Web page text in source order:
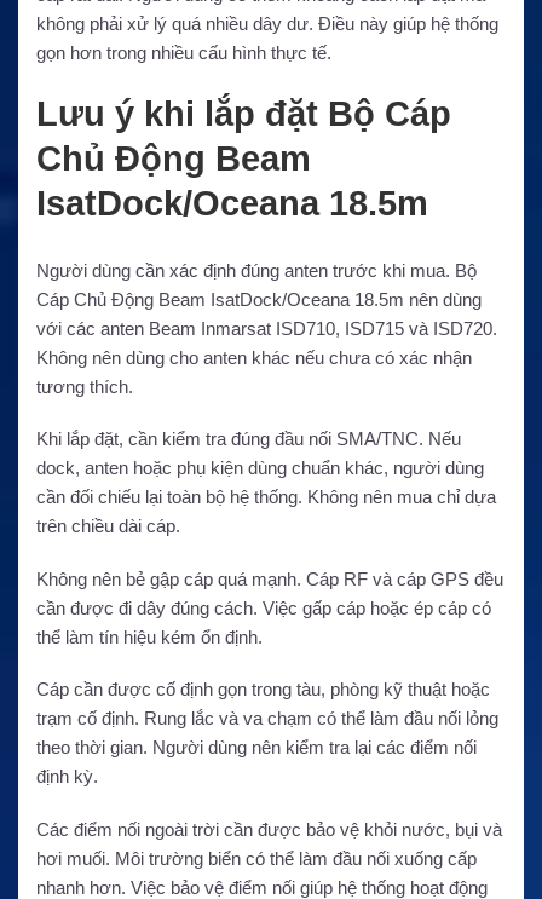
không phải xử lý quá nhiều dây dư. Điều này giúp hệ thống
gọn hơn trong nhiều cấu hình thực tế.
Lưu ý khi lắp đặt Bộ Cáp
Chủ Động Beam
IsatDock/Oceana 18.5m
Người dùng cần xác định đúng anten trước khi mua. Bộ
Cáp Chủ Động Beam IsatDock/Oceana 18.5m nên dùng
với các anten Beam Inmarsat ISD710, ISD715 và ISD720.
Không nên dùng cho anten khác nếu chưa có xác nhận
tương thích.
Khi lắp đặt, cần kiểm tra đúng đầu nối SMA/TNC. Nếu
dock, anten hoặc phụ kiện dùng chuẩn khác, người dùng
cần đối chiếu lại toàn bộ hệ thống. Không nên mua chỉ dựa
trên chiều dài cáp.
Không nên bẻ gập cáp quá mạnh. Cáp RF và cáp GPS đều
cần được đi dây đúng cách. Việc gấp cáp hoặc ép cáp có
thể làm tín hiệu kém ổn định.
Cáp cần được cố định gọn trong tàu, phòng kỹ thuật hoặc
trạm cố định. Rung lắc và va chạm có thể làm đầu nối lỏng
theo thời gian. Người dùng nên kiểm tra lại các điểm nối
định kỳ.
Các điểm nối ngoài trời cần được bảo vệ khỏi nước, bụi và
hơi muối. Môi trường biển có thể làm đầu nối xuống cấp
nhanh hơn. Việc bảo vệ điểm nối giúp hệ thống hoạt động